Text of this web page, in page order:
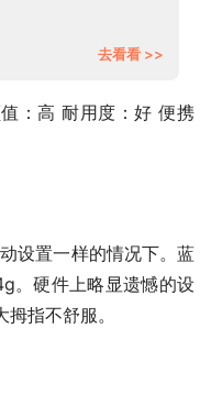
去看看 >>
：高 耐用度：好 便携
设置一样的情况下。蓝
。硬件上略显遗憾的设
指不舒服。